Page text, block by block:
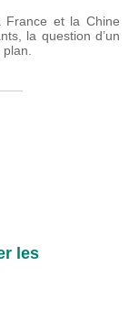
France et la Chine
la question d’un
plan.
les